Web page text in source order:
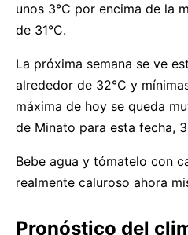
unos 3°C por encima de la
de 31°C.
La próxima semana se ve
alrededor de 32°C y
máxima de hoy se queda
de Minato para esta fecha,
Bebe agua y tómatelo con
realmente caluroso ahora
Pronóstico del